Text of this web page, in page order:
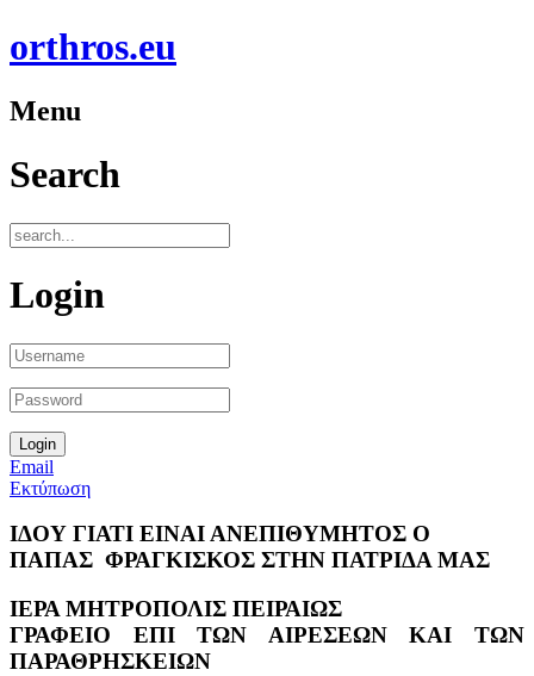
orthros.eu
Menu
Search
Login
Email
Εκτύπωση
ΙΔΟΥ ΓΙΑΤΙ ΕΙΝΑΙ ΑΝΕΠΙΘΥΜΗΤΟΣ Ο
ΠΑΠΑΣ ΦΡΑΓΚΙΣΚΟΣ ΣΤΗΝ ΠΑΤΡΙΔΑ ΜΑΣ
ΙΕΡΑ ΜΗΤΡΟΠΟΛΙΣ ΠΕΙΡΑΙΩΣ
ΓΡΑΦΕΙΟ ΕΠΙ ΤΩΝ ΑΙΡΕΣΕΩΝ ΚΑΙ ΤΩΝ
ΠΑΡΑΘΡΗΣΚΕΙΩΝ